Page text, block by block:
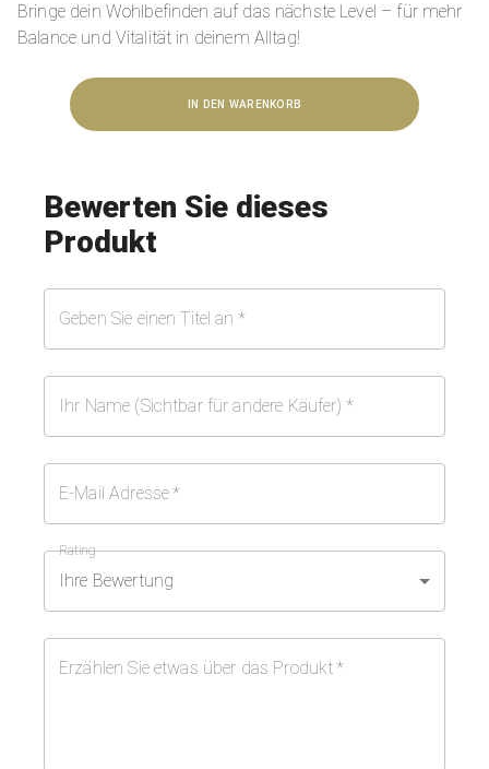
Bringe dein Wohlbefinden auf das nächste Level – für mehr
Balance und Vitalität in deinem Alltag!
IN DEN WARENKORB
Bewerten Sie dieses
Produkt
Geben Sie einen Titel an *
Ihr Name (Sichtbar für andere Käufer) *
E-Mail Adresse*
Rating
Ihre Bewertung
Erzählen Sie etwas über das Produkt*